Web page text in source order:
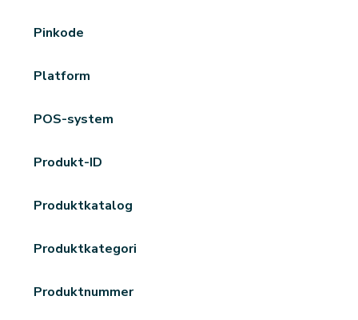
Pinkode
Platform
POS-system
Produkt-ID
Produktkatalog
Produktkategori
Produktnummer